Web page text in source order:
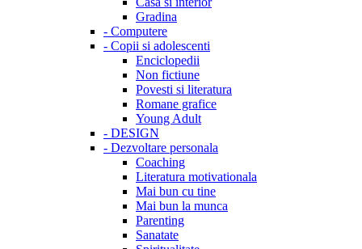
Gradina
- Computere
- Copii si adolescenti
Enciclopedii
Non fictiune
Povesti si literatura
Romane grafice
Young Adult
- DESIGN
- Dezvoltare personala
Coaching
Literatura motivationala
Mai bun cu tine
Mai bun la munca
Parenting
Sanatate